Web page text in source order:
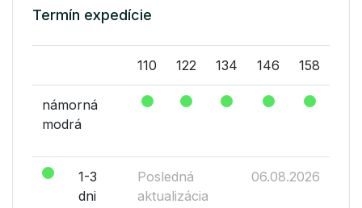
Termín expedície
110 122 134 146 158
námorná
modrá
1-3
dni
Posledná
aktualizácia
06.08.2026